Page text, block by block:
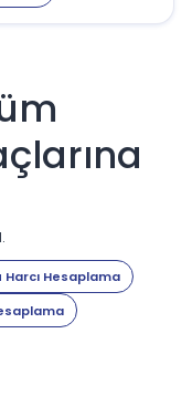
Harcı Hesaplama